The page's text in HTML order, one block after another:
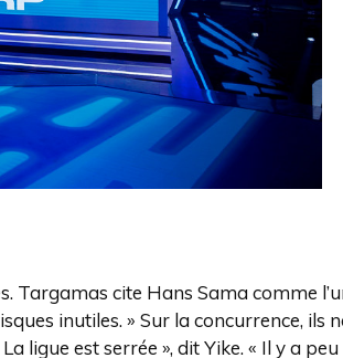
Targamas cite Hans Sama comme
inutiles. » Sur la concurrence, ils
ligue est serrée », dit Yike. « Il y a peu